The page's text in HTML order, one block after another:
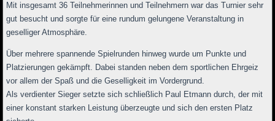
Mit insgesamt 36 Teilnehmerinnen und Teilnehmern war das Turnier sehr
gut besucht und sorgte für eine rundum gelungene Veranstaltung in
geselliger Atmosphäre.
Über mehrere spannende Spielrunden hinweg wurde um Punkte und
Platzierungen gekämpft. Dabei standen neben dem sportlichen Ehrgeiz
vor allem der Spaß und die Geselligkeit im Vordergrund.
Als verdienter Sieger setzte sich schließlich Paul Etmann durch, der mit
einer konstant starken Leistung überzeugte und sich den ersten Platz